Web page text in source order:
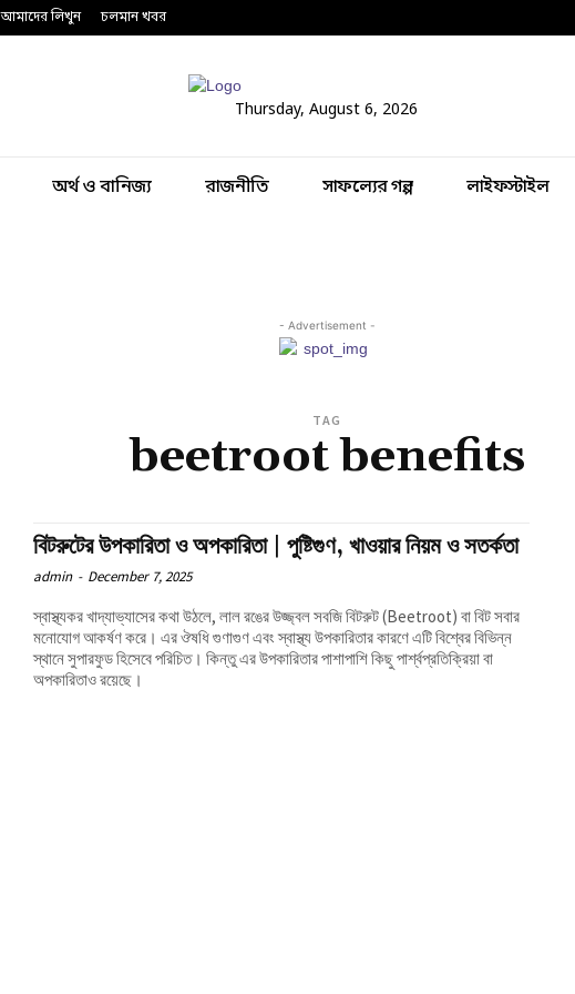
আমাদের লিখুন চলমান খবর
Thursday, August 6, 2026
অর্থ ও বানিজ্য রাজনীতি সাফল্যের গল্প লাইফস্টাইল
- Advertisement -
TAG
beetroot benefits
বিটরুটের উপকারিতা ও অপকারিতা | পুষ্টিগুণ, খাওয়ার নিয়ম ও সতর্কতা
admin - December 7, 2025
স্বাস্থ্যকর খাদ্যাভ্যাসের কথা উঠলে, লাল রঙের উজ্জ্বল সবজি বিটরুট (Beetroot) বা বিট সবার
মনোযোগ আকর্ষণ করে। এর ঔষধি গুণাগুণ এবং স্বাস্থ্য উপকারিতার কারণে এটি বিশ্বের বিভিন্ন
স্থানে সুপারফুড হিসেবে পরিচিত। কিন্তু এর উপকারিতার পাশাপাশি কিছু পার্শ্বপ্রতিক্রিয়া বা
অপকারিতাও রয়েছে।